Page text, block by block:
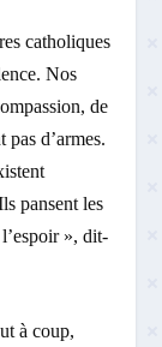
catholiques
Nos
de
d’armes.
pansent les
», dit-
à coup,